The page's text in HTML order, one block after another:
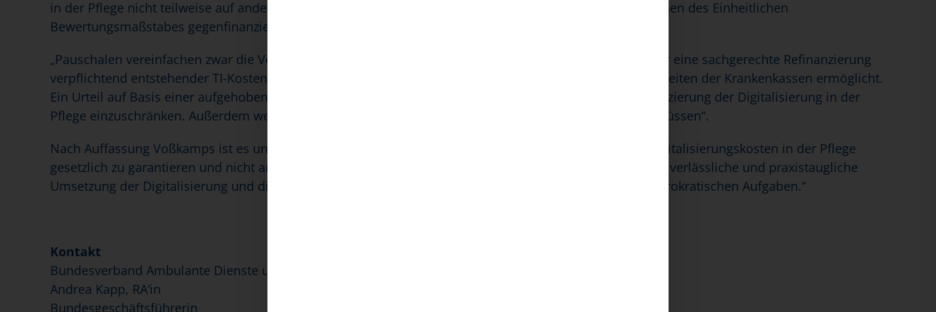
in der Pflege nicht teilweise auf anderem Weg erstattet. Der eHBA der Ärzteschaft wird auch über Positionen des Einheitlichen
Bewertungsmaßstabes gegenfinanziert. So etwas gibt es in der Pflege nicht.“
„Pauschalen vereinfachen zwar die Verwaltung“, erklärt der bad-Digitalisierungsbeauftragte, „können aber eine sachgerechte Refinanzierung
verpflichtend entstehender TI-Kosten nicht ersetzen – zumal die TI erhebliche Effizienzgewinne auch auf Seiten der Krankenkassen ermöglicht.
Ein Urteil auf Basis einer aufgehobenen Norm darf daher keinesfalls herangezogen werden, um die Finanzierung der Digitalisierung in der
Pflege einzuschränken. Außerdem weist das Gericht darauf hin, dass die Pauschalen angemessen sein müssen“.
Nach Auffassung Voßkamps ist es unumgänglich, die vollständige und dauerhafte Refinanzierung der Digitalisierungskosten in der Pflege
gesetzlich zu garantieren und nicht an ärztliche Mantelverträge zu knüpfen: „Ansonsten gefährden wir die verlässliche und praxistaugliche
Umsetzung der Digitalisierung und die dringend nötige Entlastung der Pflegekräfte von zeitraubenden bürokratischen Aufgaben.“
Kontakt
Bundesverband Ambulante Dienste und Stationäre Einrichtungen (bad) e.V.
Andrea Kapp, RA‘in
Bundesgeschäftsführerin